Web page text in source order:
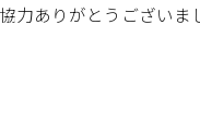
力ありがとうございま